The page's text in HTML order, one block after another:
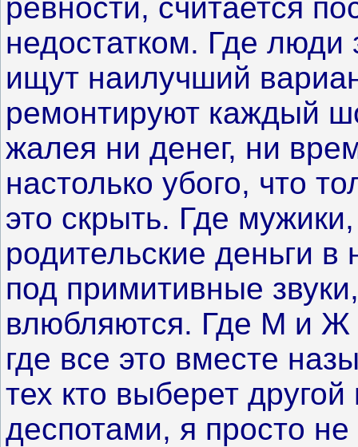
ревности, считается
недостатком. Где
ищут наилучший
ремонтируют каждый
жалея ни денег, ни
настолько убого, что
это скрыть. Где
родительские деньги в
под примитивные
влюбляются. Где М и Ж
где все это вместе
тех кто выберет
деспотами, я просто